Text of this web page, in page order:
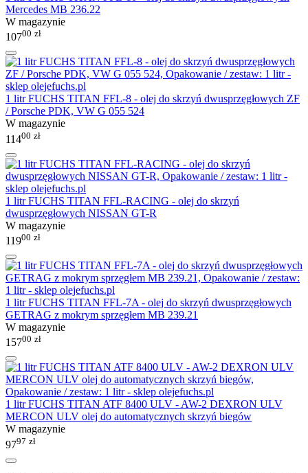
Mercedes MB 236.22
W magazynie
10700 zł
1 litr FUCHS TITAN FFL-8 - olej do skrzyń dwusprzęgłowych ZF
/ Porsche PDK, VW G 055 524
W magazynie
11400 zł
1 litr FUCHS TITAN FFL-RACING - olej do skrzyń
dwusprzęgłowych NISSAN GT-R
W magazynie
11900 zł
1 litr FUCHS TITAN FFL-7A - olej do skrzyń dwusprzęgłowych
GETRAG z mokrym sprzęgłem MB 239.21
W magazynie
15700 zł
1 litr FUCHS TITAN ATF 8400 ULV - AW-2 DEXRON ULV
MERCON ULV olej do automatycznych skrzyń biegów
W magazynie
9797 zł